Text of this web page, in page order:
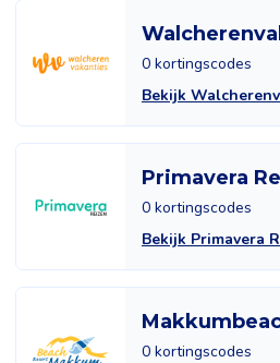
0 kortingscodes
Bekijk
Primavera
0 kortingscodes
Bekijk Primavera
0 kortingscodes